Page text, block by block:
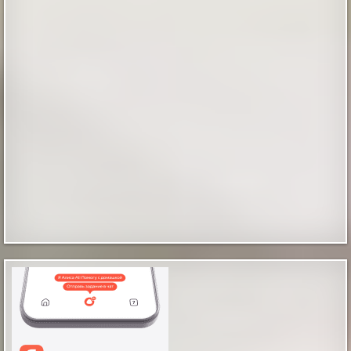
Таинственные отпечатки босых детских ног
В магазине бытовой техники, что в городе Мендоса,
Аргентина, на Испанской улице, происходят
«паранормальные события», как их обозвали
местные журналисты. Вот уже какое-то время по
утрам и продавцы и покупатели замечают на полу